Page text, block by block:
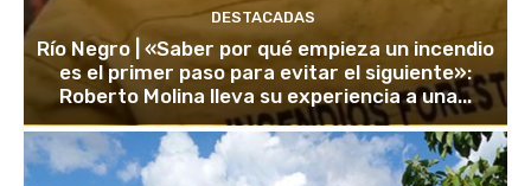
DESTACADAS
Río Negro | «Saber por qué empieza un incendio
es el primer paso para evitar el siguiente»:
Roberto Molina lleva su experiencia a una...